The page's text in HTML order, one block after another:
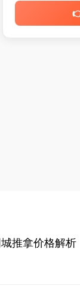
推拿价格解析